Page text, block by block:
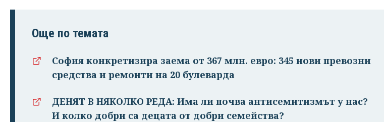
Още по темата
София конкретизира заема от 367 млн. евро: 345 нови превозни
средства и ремонти на 20 булеварда
ДЕНЯТ В НЯКОЛКО РЕДА: Има ли почва антисемитизмът у нас?
И колко добри са децата от добри семейства?